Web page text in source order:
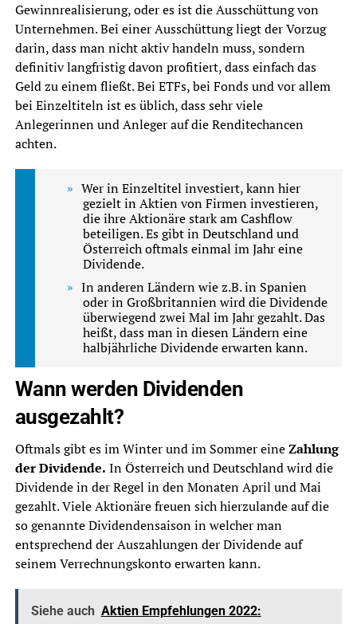
Gewinnrealisierung, oder es ist die Ausschüttung von
Unternehmen. Bei einer Ausschüttung liegt der Vorzug
darin, dass man nicht aktiv handeln muss, sondern
definitiv langfristig davon profitiert, dass einfach das
Geld zu einem fließt. Bei ETFs, bei Fonds und vor allem
bei Einzeltiteln ist es üblich, dass sehr viele
Anlegerinnen und Anleger auf die Renditechancen
achten.
Wer in Einzeltitel investiert, kann hier
gezielt in Aktien von Firmen investieren,
die ihre Aktionäre stark am Cashflow
beteiligen. Es gibt in Deutschland und
Österreich oftmals einmal im Jahr eine
Dividende.
In anderen Ländern wie z.B. in Spanien
oder in Großbritannien wird die Dividende
überwiegend zwei Mal im Jahr gezahlt. Das
heißt, dass man in diesen Ländern eine
halbjährliche Dividende erwarten kann.
Wann werden Dividenden
ausgezahlt?
Oftmals gibt es im Winter und im Sommer eineZahlung
der Dividende. In Österreich und Deutschland wird die
Dividende in der Regel in den Monaten April und Mai
gezahlt. Viele Aktionäre freuen sich hierzulande auf die
so genannte Dividendensaison in welcher man
entsprechend der Auszahlungen der Dividende auf
seinem Verrechnungskonto erwarten kann.
Siehe auch Aktien Empfehlungen 2022: